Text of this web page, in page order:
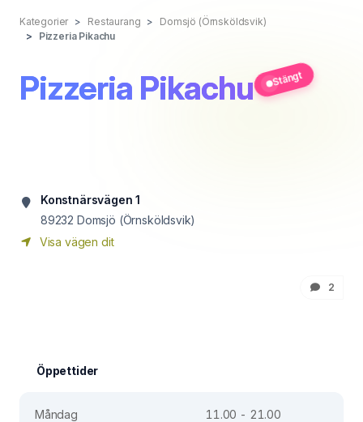
Kategorier Restaurang
Domsjö (Örnsköldsvik)
Pizzeria Pikachu
Pizzeria Pikachu Stängt
Konstnärsvägen 1
89232 Domsjö (Örnsköldsvik)
Visa vägen dit
2
Öppettider
Måndag
11.00 - 21.00